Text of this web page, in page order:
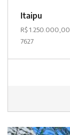
Itaipu
R$ 1.250.000,00
7627